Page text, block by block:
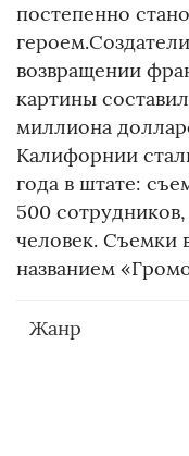
постепенно
возвращении
картины
миллиона
Калифорнии
года в штате:
500
человек. Съемки
названием
Жанр